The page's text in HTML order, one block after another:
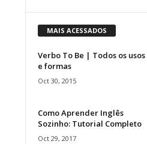
MAIS ACESSADOS
Verbo To Be | Todos os usos
e formas
Oct 30, 2015
Como Aprender Inglês
Sozinho: Tutorial Completo
Oct 29, 2017